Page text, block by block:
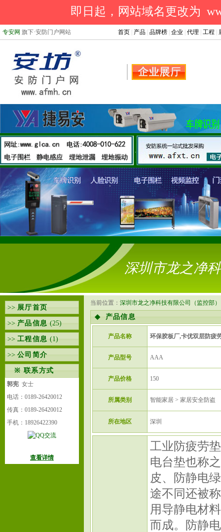
即日起，网站域名更改为
专安网 旗下·安防门户网站 首页 产品 品牌榜 企业 代理 工程
.
深圳市龙之净
>> 展厅首页
>> 产品信息 (25)
>> 工程信息 (1)
>> 公司简介
※ 联系方式
郭宪 女士
电话：0189-26420012
传真：0189-26420012
手机：18926422390
查看详情
当前位置： 深圳市龙之净科技有限公司（监控部）
◆ 产品信息
产品名称 环保胶板厂,卡优双层防疲
产品型号 AAA
产品价格 150
所属类别 智能家居 > 家居安全防盗
所在地区 深圳
工业防疲劳
电台垫也称
皮、防静电
途不同还被
用导静电材
而成。防静